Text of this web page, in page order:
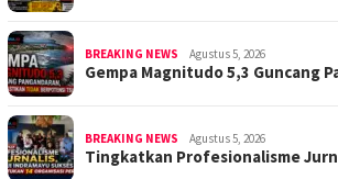
BREAKING NEWS Agustus 5, 2026
Gempa Magnitudo 5,3 Guncang
BREAKING NEWS Agustus 5, 2026
Tingkatkan Profesionalisme